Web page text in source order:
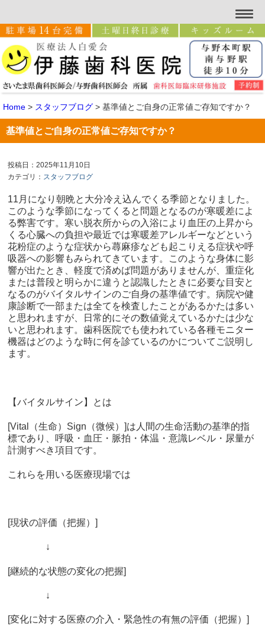
Home > スタッフブログ > 基準値とご自身の正常値ご存知ですか？
基準値とご自身の正常値ご存知ですか？
投稿日：2025年11月10日
カテゴリ： スタッフブログ
11月になり朝晩と大分冷え込んでくる季節となりました。
このような季節になってくると問題となるのが寒暖差によ
る弊害です。寒い脱衣所からの入浴により血圧の上昇から
くる心臓への負担や最近では寒暖差アレルギーなどという
花粉症のような症状から蕁麻疹なども起こりえる症状や呼
吸器への影響もみられてきています。このような身体に影
響が出たとき、軽度で済めば問題がありませんが、重症化
または普段と明らかに違うと認識したときに必要な目安と
なるのがバイタルサインのご自身の基準値です。病院や健
康診断で一部または全てを検査したことがあるかたは多い
と思われますが、日常的にその数値覚えているかたは少な
いと思われます。歯科医院でも使われている各種モニター
機器はどのような時に何を診ているのかについてご説明し
ます。
【バイタルサイン】とは
[Vital （生命） Sign （微候）]は人間の生命活動の基準的指
標であり、呼吸・血圧・脈拍・体温・意識レベル・尿量が
計測すべき項目です。
これらを用いる医療現場では
[現状の評価（把握）]
↓
[継続的な状態の変化の把握]
↓
[変化に対する医療の介入・緊急性の有無の評価（把握）]